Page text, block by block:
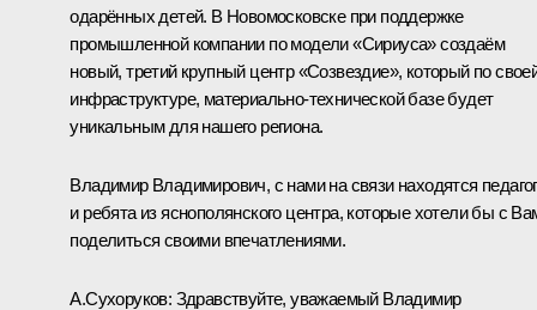
одарённых детей. В Новомосковске при поддержке
промышленной компании по модели «Сириуса» создаём
новый, третий крупный центр «Созвездие», который по
инфраструктуре, материально-технической базе будет
уникальным для нашего региона.
Владимир Владимирович, с нами на связи находятся
и ребята из яснополянского центра, которые хотели бы с
поделиться своими впечатлениями.
А.Сухоруков: Здравствуйте, уважаемый Владимир